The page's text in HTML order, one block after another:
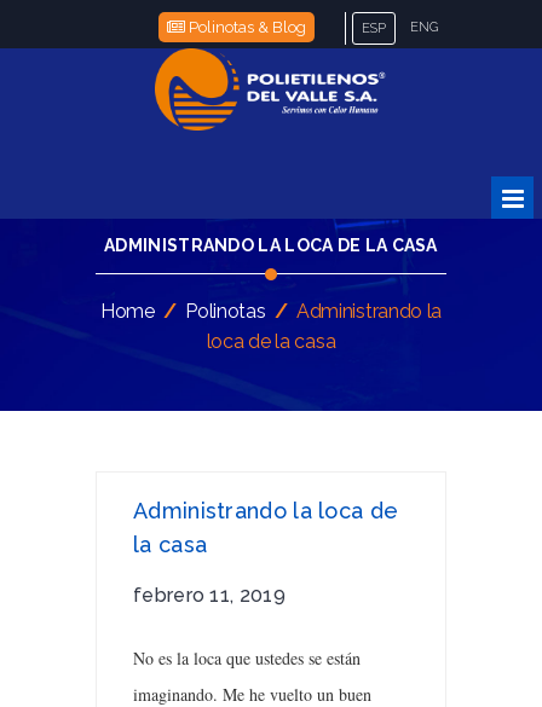
Polinotas & Blog ESP ENG
ADMINISTRANDO LA LOCA DE LA CASA
Home / Polinotas / Administrando la
loca de la casa
Administrando la loca de
la casa
febrero 11, 2019
No es la loca que ustedes se están
imaginando. Me he vuelto un buen